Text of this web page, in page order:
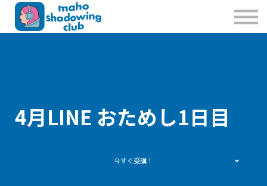
私たちのこと
お問合せ
4月LINE おためし1日目
今すぐ受講！